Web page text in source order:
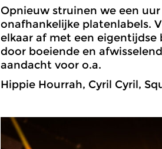
Opnieuw struinen we een
onafhankelijke platenlabels.
elkaar af met een eigentijdse
door boeiende en
aandacht voor o.a.
Hippie Hourrah, Cyril Cyril,